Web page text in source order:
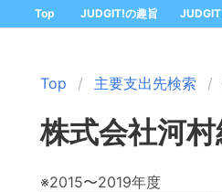
Top JUDGIT!の趣旨
Top 主要支出先検索
株式会社河
※2015〜2019年度